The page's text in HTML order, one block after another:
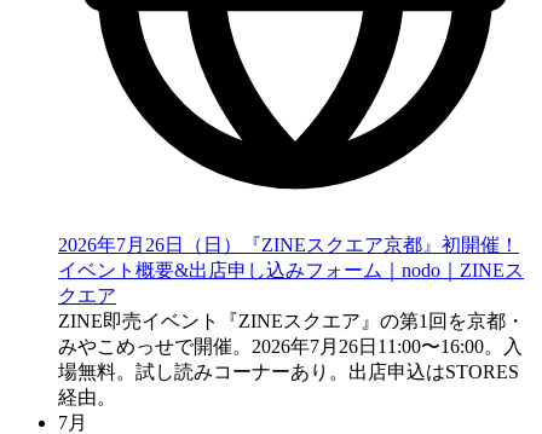
2026年7月26日（日）『ZINEスクエア京都』初開催！
イベント概要&出店申し込みフォーム｜nodo｜ZINEス
クエア
ZINE即売イベント『ZINEスクエア』の第1回を京都・
みやこめっせで開催。2026年7月26日11:00〜16:00。入
場無料。試し読みコーナーあり。出店申込はSTORES
経由。
7月